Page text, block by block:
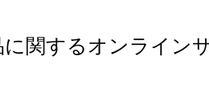
関するオンライン